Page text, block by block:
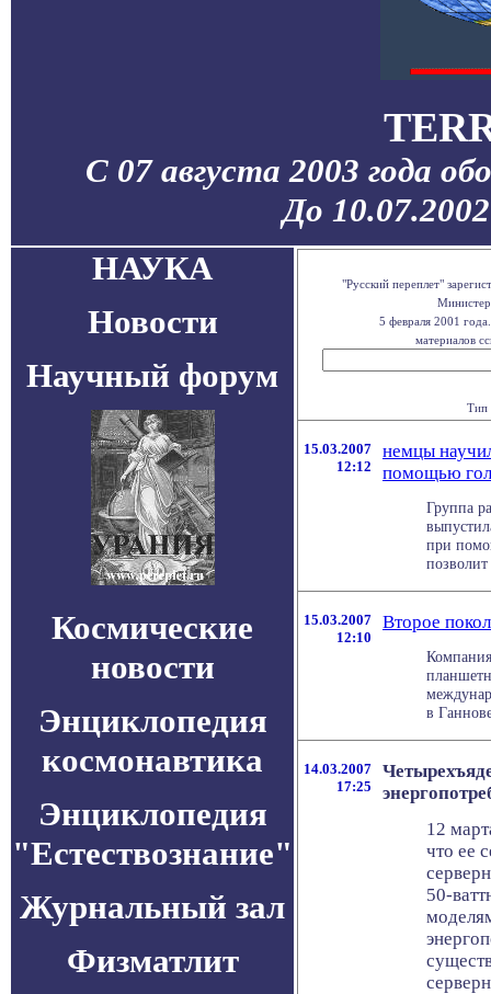
С 07 августа 2003 года
До
НАУКА
Новости
Научный форум
Космические
новости
Энциклопедия
космонавтика
Энциклопедия
"Естествознание"
Журнальный зал
Физматлит
"Русский переплет"
5 февраля 2001
материалов
Тип
15.03.2007
12:12
немцы
помощью
Группа
при
15.03.2007
12:10
Второе
в
14.03.2007
17:25
12
что ее
50-